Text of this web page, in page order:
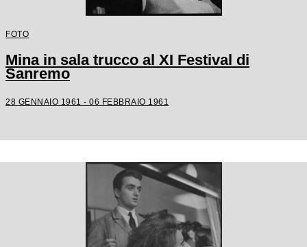
FOTO
Mina in sala trucco al XI Festival di
Sanremo
28 GENNAIO 1961 - 06 FEBBRAIO 1961